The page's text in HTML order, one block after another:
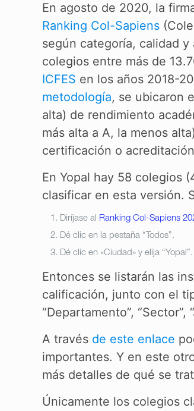
En agosto de 2020, la
Ranking Col-Sapiens
según categoría, calidad
colegios entre más de
ICFES en los años 2018-
metodología, se ubicaron
alta) de rendimiento
más alta a A, la menos
certificación o
En Yopal hay 58 colegios
clasificar en esta versión.
Diríjase al Ranking Col-Sapiens
Dé clic en la pestaña “Todos”.
Dé clic en «Ciudad» y elija “Yopal”.
Entonces se listarán las
calificación, junto con el
“Departamento”, “Sector”,
A través de este enlace
importantes. Y en este
más detalles de qué se
Únicamente los colegios